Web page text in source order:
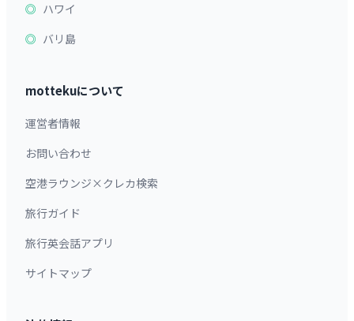
ハワイ
バリ島
mottekuについて
運営者情報
お問い合わせ
空港ラウンジ×クレカ検索
旅行ガイド
旅行英会話アプリ
サイトマップ